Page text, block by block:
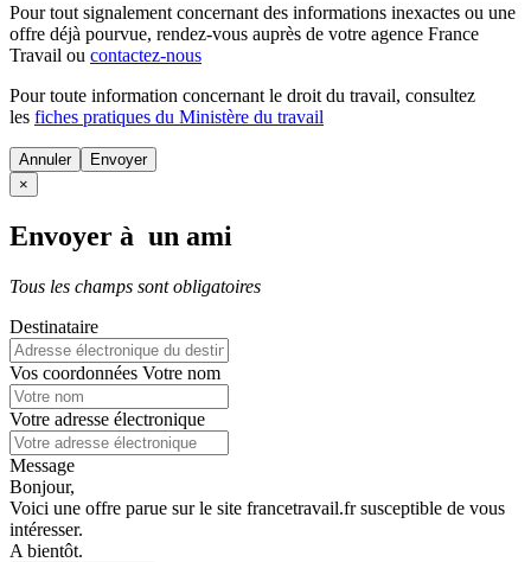
Pour tout signalement concernant des informations inexactes ou une
offre déjà pourvue, rendez-vous auprès de votre agence France
Travail ou contactez-nous
Pour toute information concernant le droit du travail, consultez
les fiches pratiques du Ministère du travail
Annuler
×
Envoyer à un ami
Tous les champs sont obligatoires
Destinataire
Vos coordonnées Votre nom
Votre adresse électronique
Message
Bonjour,
Voici une offre parue sur le site francetravail.fr susceptible de vous
intéresser.
A bientôt.